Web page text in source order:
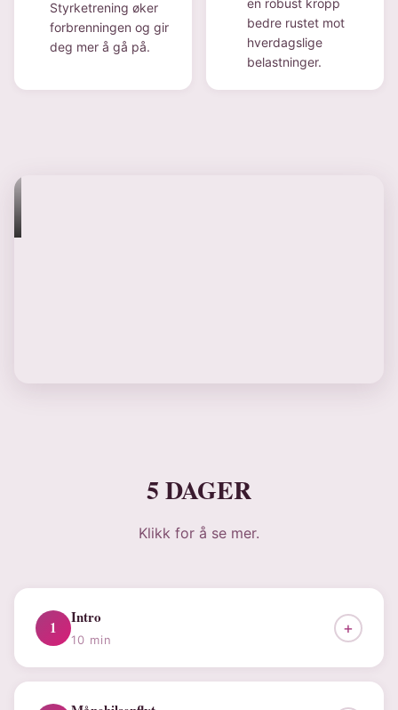
Styrketrening øker
forbrenningen og gir
deg mer å gå på.
en robust kropp
bedre rustet mot
hverdagslige
belastninger.
5 DAGER
Klikk for å se mer.
1
Intro
10 min
+